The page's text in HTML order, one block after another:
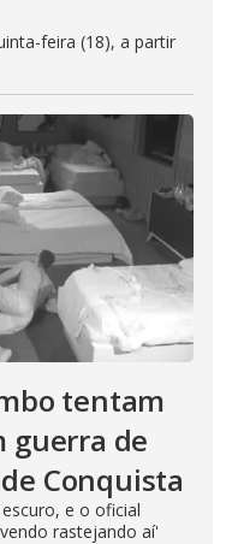
feira (18), a partir
tentam
guerra de
Conquista
e o oficial
rastejando aí'